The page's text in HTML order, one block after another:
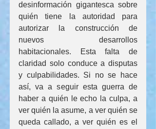
desinformación gigantesca sobre
quién tiene la autoridad para
autorizar la construcción de
nuevos desarrollos
habitacionales. Esta falta de
claridad solo conduce a disputas
y culpabilidades. Si no se hace
así, va a seguir esta guerra de
haber a quién le echo la culpa, a
ver quién la asume, a ver quién se
queda callado, a ver quién es el